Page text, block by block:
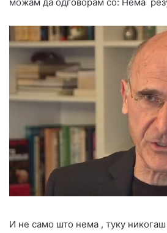
И не само што нема , туку